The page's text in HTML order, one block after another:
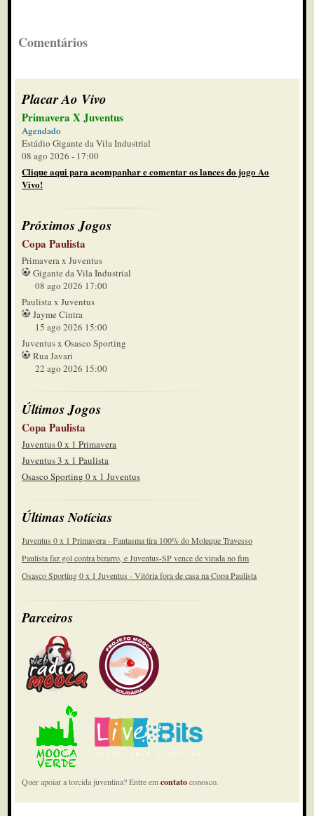
Comentários
Placar Ao Vivo
Primavera X Juventus
Agendado
Estádio Gigante da Vila Industrial
08 ago 2026 - 17:00
Clique aqui para acompanhar e comentar os lances do jogo Ao
Vivo!
Próximos Jogos
Copa Paulista
Primavera x Juventus
Gigante da Vila Industrial
08 ago 2026 17:00
Paulista x Juventus
Jayme Cintra
15 ago 2026 15:00
Juventus x Osasco Sporting
Rua Javari
22 ago 2026 15:00
Últimos Jogos
Copa Paulista
Juventus 0 x 1 Primavera
Juventus 3 x 1 Paulista
Osasco Sporting 0 x 1 Juventus
Últimas Notícias
Juventus 0 x 1 Primavera - Fantasma tira 100% do Moleque Travesso
Paulista faz gol contra bizarro, e Juventus-SP vence de virada no fim
Osasco Sporting 0 x 1 Juventus - Vitória fora de casa na Copa Paulista
Parceiros
Quer apoiar a torcida juventina? Entre emcontatoconosco.